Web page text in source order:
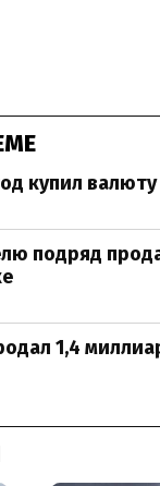
купил
подряд
1,4